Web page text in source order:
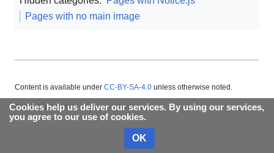
Pages with no main image
Cookies help us deliver our services. By using our services,
you agree to our use of cookies.
OK
Content is available under CC-BY-SA-4.0 unless otherwise noted.
About Appropedia Policies Contact